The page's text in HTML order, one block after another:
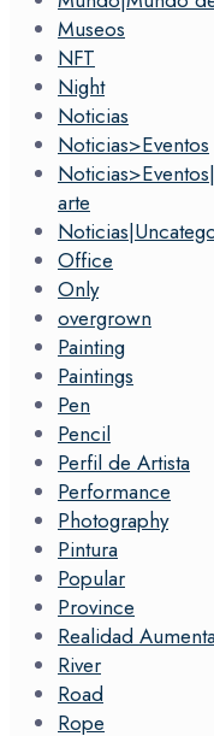
Museos
NFT
Night
Noticias
Noticias>Eventos
arte
Office
Only
overgrown
Painting
Paintings
Pen
Pencil
Perfil de Artista
Performance
Photography
Pintura
Popular
Province
Realidad
River
Road
Rope